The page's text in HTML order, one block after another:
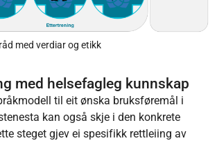
med verdiar og etikk
med helsefagleg kunnskap
til eit ønska bruksføremål i
kan også skje i den konkrete
steget gjev ei spesifikk rettleiing av